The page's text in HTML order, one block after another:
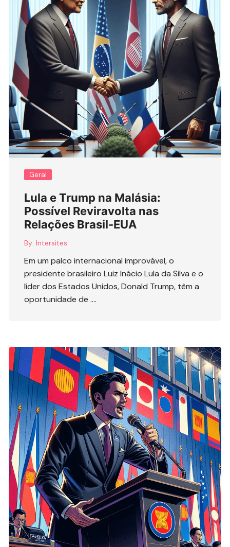
Geral
Lula e Trump na Malásia:
Possível Reviravolta nas
Relações Brasil-EUA
By: Intersites
Em um palco internacional improvável, o
presidente brasileiro Luiz Inácio Lula da Silva e o
líder dos Estados Unidos, Donald Trump, têm a
oportunidade de ….